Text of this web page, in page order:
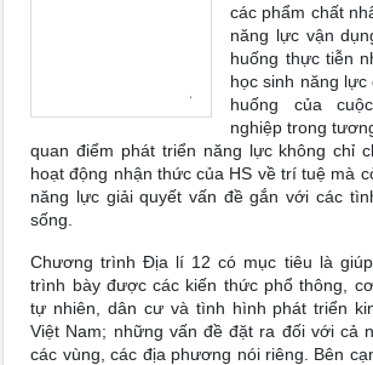
các phẩm chất
năng lực vận
huống thực tiễn
học sinh năng lực
huống của
nghiệp trong
quan điểm phát triển năng lực không chỉ
hoạt động nhận thức của HS về trí tuệ mà
năng lực giải quyết vấn đề gắn với các
sống.
Chương trình Địa lí 12 có mục tiêu là
trình bày được các kiến thức phổ thông,
tự nhiên, dân cư và tình hình phát triển
Việt Nam; những vấn đề đặt ra đối với cả
các vùng, các địa phương nói riêng. Bên